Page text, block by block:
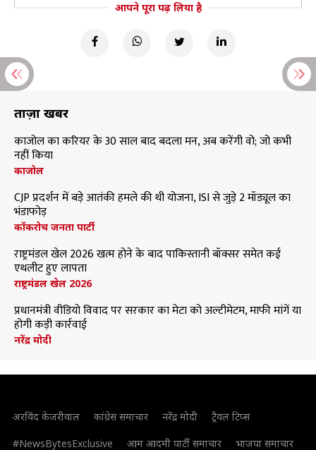
आपने पूरा पढ़ लिया है
ताज़ा खबरें
काजोल का करियर के 30 साल बाद बदला मन, अब करेंगी वो; जो कभी
नहीं किया
काजोल
CJP प्रदर्शन में बड़े आतंकी हमले की थी योजना, ISI से जुड़े 2 मॉड्यूल का
भंडाफोड़
कॉकरोच जनता पार्टी
राष्ट्रमंडल खेल 2026 खत्म होने के बाद पाकिस्तानी बॉक्सर समेत कई
एथलीट हुए लापता
राष्ट्रमंडल खेल 2026
प्रधानमंत्री वीडियो विवाद पर सरकार का मेटा को अल्टीमेटम, माफी मांगें या
होगी कड़ी कार्रवाई
नरेंद्र मोदी
अरविंद केजरीवाल कांग्रेस समाचार नरेंद्र मोदी
ट्रैवल टिप्स
#NewsBytesExclusive
आम आदमी पार्टी समाचार भाजपा समाचार